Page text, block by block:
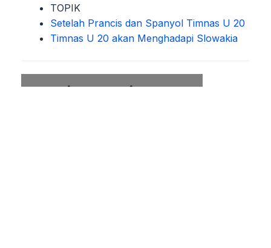
TOPIK
Setelah Prancis dan Spanyol Timnas U 20
Timnas U 20 akan Menghadapi Slowakia